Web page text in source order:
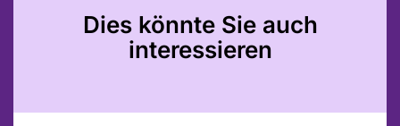
Dies könnte Sie auch
interessieren